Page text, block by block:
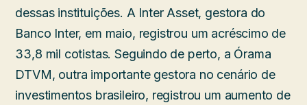
dessas instituições. A Inter Asset, gestora do
Banco Inter, em maio, registrou um acréscimo de
33,8 mil cotistas. Seguindo de perto, a Órama
DTVM, outra importante gestora no cenário de
investimentos brasileiro, registrou um aumento de